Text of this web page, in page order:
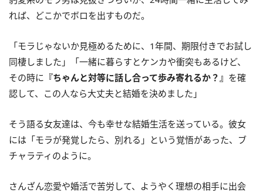
れば、どこかでボロを出すものだ。
「モラじゃないか見極めるために、1年間、期限付きでお試し
同棲しました」「一緒に暮らすとケンカや衝突もあるけど、
その時に 『ちゃんと対等に話し合って歩み寄れるか？』 を確
認して、この人なら大丈夫と結婚を決めました」
そう語る女友達は、今も幸せな結婚生活を送っている。彼女
には「モラが発覚したら、別れる」という覚悟があった、ブ
チャラティのように。
さんざん恋愛や婚活で苦労して、ようやく理想の相手に出会